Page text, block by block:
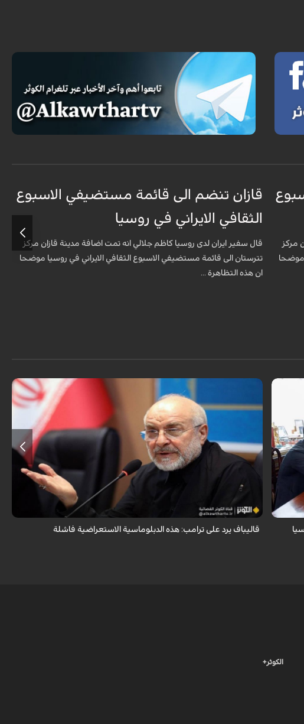
مركز
موضحا
قازان تنضم الى قائمة مستضيفي الاسبوع
الثقافي الايراني في روسيا
قال سفير ايران لدى روسيا كاظم جلالي انه تمت اضافة مدينة قازان مركز
تترستان الى قائمة مستضيفي الاسبوع الثقافي الايراني في روسيا موضحا
ان هذه التظاهرة ...
ان هذه
أكد رئيس مجلس الشورى الإسلامي الإيراني أن التصريحات الاستعراضية
والتهديدات المتكررة لم تعد تُجدي نفعاً، واصفاً إياها بالدبلوماسية الفاشلة.
قاليباف يرد على ترامب: هذه الدبلوماسية الاستعراضية فاشلة
الكوثر+